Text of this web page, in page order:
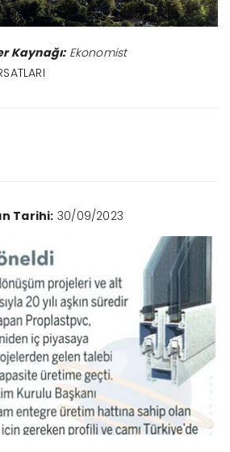
Kaynağı:Ekonomist
Tarihi: 30/09/2023